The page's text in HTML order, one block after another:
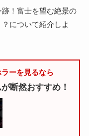
！富士を望む絶景の
について紹介しよ
ラーを見るなら
断然おすすめ！